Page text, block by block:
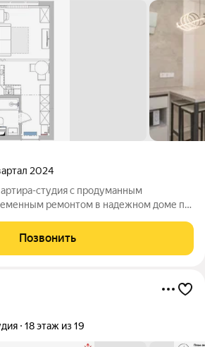
2024
студия с продуманным
ремонтом в надежном доме по
семьи или сдачи в аренду. Заезжай и
Позвонить
18 этаж из 19